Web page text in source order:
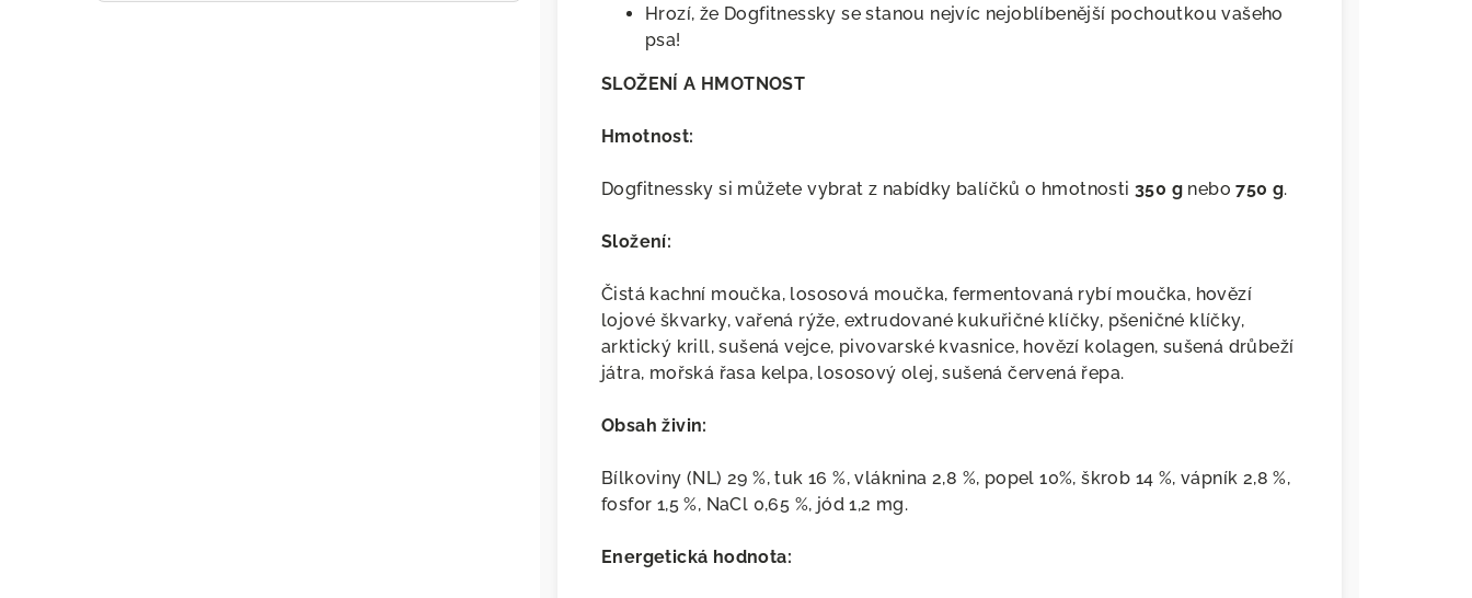
Hrozí, že Dogfitnessky se stanou nejvíc nejoblíbenější pochoutkou vašeho
psa!
SLOŽENÍ A HMOTNOST
Hmotnost:
Dogfitnessky si můžete vybrat z nabídky balíčků o hmotnosti 350 g nebo750 g.
Složení:
Čistá kachní moučka, lososová moučka, fermentovaná rybí moučka, hovězí
lojové škvarky, vařená rýže, extrudované kukuřičné klíčky, pšeničné klíčky,
arktický krill, sušená vejce, pivovarské kvasnice, hovězí kolagen, sušená drůbeží
játra, mořská řasa kelpa, lososový olej, sušená červená řepa.
Obsah živin:
Bílkoviny (NL) 29 %, tuk 16 %, vláknina 2,8 %, popel 10%, škrob 14 %, vápník 2,8 %,
fosfor 1,5 %, NaCl 0,65 %, jód 1,2 mg.
Energetická hodnota: